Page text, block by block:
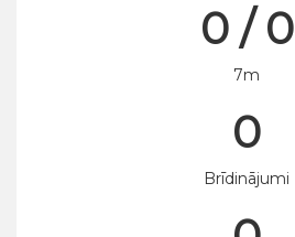
0 / 0
7m
0
Brīdinājumi